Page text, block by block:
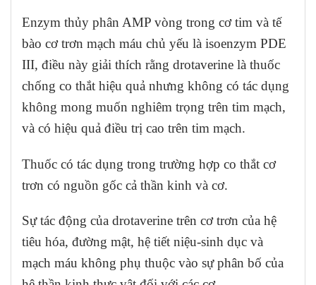
Enzym thủy phân AMP vòng trong cơ tim và tế
bào cơ trơn mạch máu chủ yếu là isoenzym PDE
III, điều này giải thích rằng drotaverine là thuốc
chống co thắt hiệu quả nhưng không có tác dụng
không mong muốn nghiêm trọng trên tim mạch,
và có hiệu quả điều trị cao trên tim mạch.
Thuốc có tác dụng trong trường hợp co thắt cơ
trơn có nguồn gốc cả thần kinh và cơ.
Sự tác động của drotaverine trên cơ trơn của hệ
tiêu hóa, đường mật, hệ tiết niệu-sinh dục và
mạch máu không phụ thuộc vào sự phân bố của